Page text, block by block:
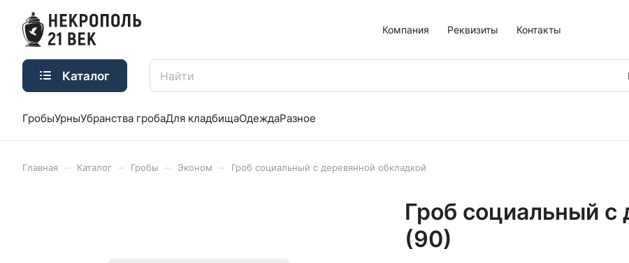
Компания Реквизиты Контакты
Каталог
ГробыУрныУбранства гробаДля кладбищаОдеждаРазное
Главная Каталог Гробы Эконом Гроб социальный с деревянной обкладкой
Гроб социальный с
(90)